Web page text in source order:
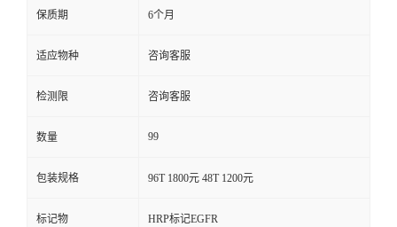
保质期 6个月
适应物种 咨询客服
检测限 咨询客服
数量 99
包装规格 96T 1800元 48T 1200元
标记物 HRP标记EGFR